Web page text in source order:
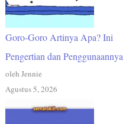
Goro-Goro Artinya Apa? Ini
Pengertian dan Penggunaannya
oleh Jennie
Agustus 5, 2026